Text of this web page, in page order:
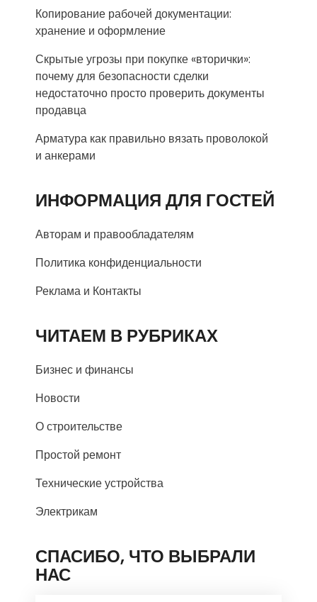
Копирование рабочей документации:
хранение и оформление
Скрытые угрозы при покупке «вторички»:
почему для безопасности сделки
недостаточно просто проверить документы
продавца
Арматура как правильно вязать проволокой
и анкерами
ИНФОРМАЦИЯ ДЛЯ ГОСТЕЙ
Авторам и правообладателям
Политика конфиденциальности
Реклама и Контакты
ЧИТАЕМ В РУБРИКАХ
Бизнес и финансы
Новости
О строительстве
Простой ремонт
Технические устройства
Электрикам
СПАСИБО, ЧТО ВЫБРАЛИ
НАС